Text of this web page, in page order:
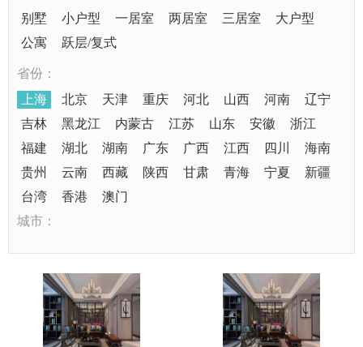
别墅
小户型 一居室 两居室 三居室
大户型
公寓
跃层/复式
省份：
上海
北京 天津 重庆 河北 山西 河南
辽宁
吉林
黑龙江 内蒙古 江苏 山东 安徽
浙江
福建
湖北 湖南 广东 广西 江西 四川
海南
贵州
云南 西藏 陕西 甘肃 青海 宁夏
新疆
台湾
香港
澳门
城市：